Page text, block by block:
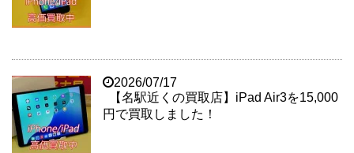
2026/07/17
【名駅近くの買取店】iPad Air3を15,000
円で買取しました！